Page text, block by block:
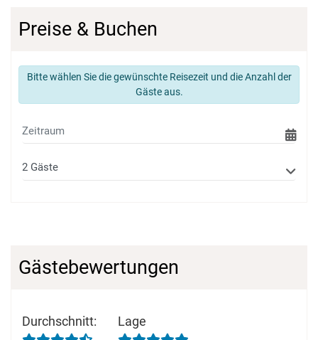
Preise & Buchen
Bitte wählen Sie die gewünschte Reisezeit und die Anzahl der
Gäste aus.
Gästebewertungen
Durchschnitt: Lage